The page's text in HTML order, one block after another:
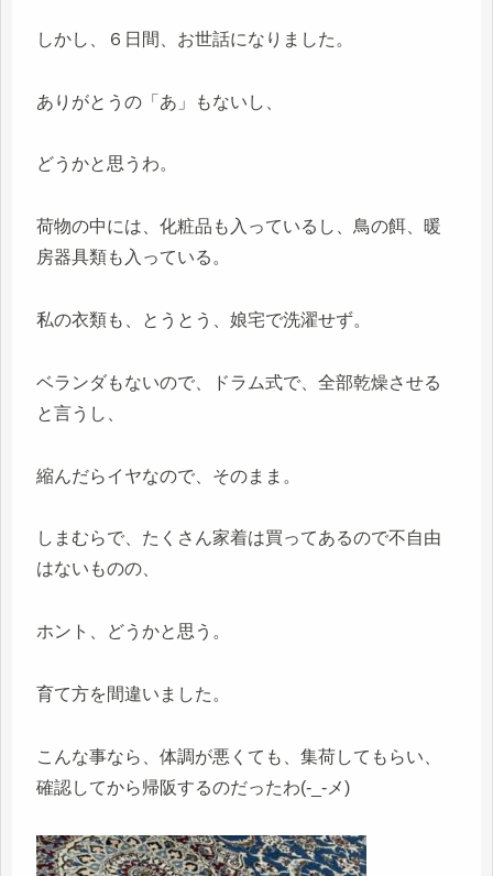
しかし、６日間、お世話になりました。
ありがとうの「あ」もないし、
どうかと思うわ。
荷物の中には、化粧品も入っているし、鳥の餌、暖
房器具類も入っている。
私の衣類も、とうとう、娘宅で洗濯せず。
ベランダもないので、ドラム式で、全部乾燥させる
と言うし、
縮んだらイヤなので、そのまま。
しまむらで、たくさん家着は買ってあるので不自由
はないものの、
ホント、どうかと思う。
育て方を間違いました。
こんな事なら、体調が悪くても、集荷してもらい、
確認してから帰阪するのだったわ(-_-メ)